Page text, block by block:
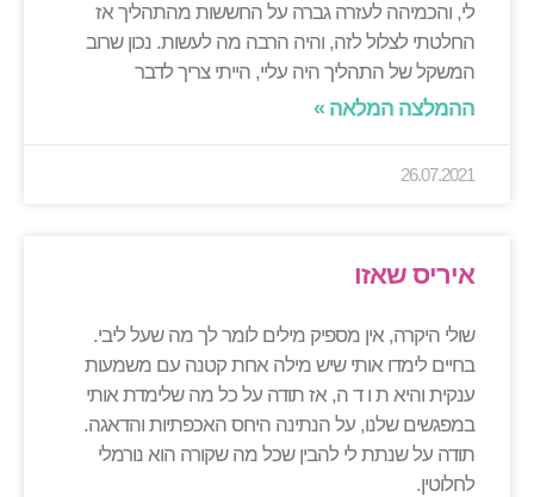
לי, והכמיהה לעזרה גברה על החששות מהתהליך אז
החלטתי לצלול לזה, והיה הרבה מה לעשות. נכון שרוב
המשקל של התהליך היה עליי, הייתי צריך לדבר
ההמלצה המלאה »
26.07.2021
איריס שאזו
שולי היקרה, אין מספיק מילים לומר לך מה שעל ליבי.
בחיים לימדו אותי שיש מילה אחת קטנה עם משמעות
ענקית והיא ת ו ד ה, אז תודה על כל מה שלימדת אותי
במפגשים שלנו, על הנתינה היחס האכפתיות והדאגה.
תודה על שנתת לי להבין שכל מה שקורה הוא נורמלי
לחלוטין.